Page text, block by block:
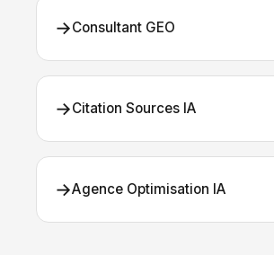
→Consultant GEO
→Citation Sources IA
→Agence Optimisation IA